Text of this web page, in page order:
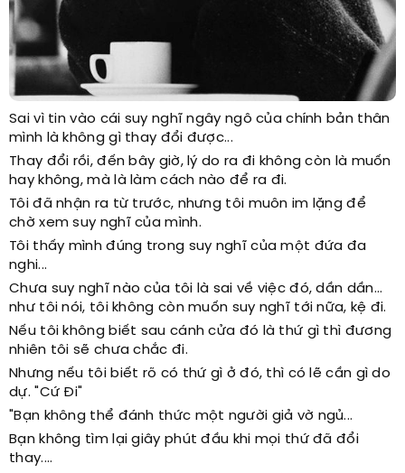
Sai vì tin vào cái suy nghĩ ngây ngô của chính bản thân
mình là không gì thay đổi được...
Thay đổi rồi, đến bây giờ, lý do ra đi không còn là muốn
hay không, mà là làm cách nào để ra đi.
Tôi đã nhận ra từ trước, nhưng tôi muôn im lặng để
chờ xem suy nghĩ của mình.
Tôi thấy mình đúng trong suy nghĩ của một đứa đa
nghi...
Chưa suy nghĩ nào của tôi là sai về việc đó, dần dần...
như tôi nói, tôi không còn muốn suy nghĩ tới nữa, kệ đi.
Nếu tôi không biết sau cánh cửa đó là thứ gì thì đương
nhiên tôi sẽ chưa chắc đi.
Nhưng nếu tôi biết rõ có thứ gì ở đó, thì có lẽ cần gì do
dự. "Cứ Đi"
"Bạn không thể đánh thức một người giả vờ ngủ...
Bạn không tìm lại giây phút đầu khi mọi thứ đã đổi
thay....